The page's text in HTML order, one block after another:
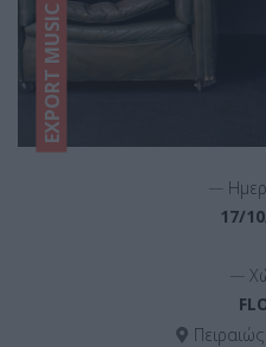
EXPORT MUSIC
17/